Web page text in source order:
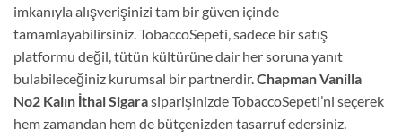
imkanıyla alışverişinizi tam bir güven içinde
tamamlayabilirsiniz. TobaccoSepeti, sadece bir satış
platformu değil, tütün kültürüne dair her soruna yanıt
bulabileceğiniz kurumsal bir partnerdir.Chapman Vanilla
No2 Kalın İthal Sigarasiparişinizde TobaccoSepeti’ni seçerek
hem zamandan hem de bütçenizden tasarruf edersiniz.